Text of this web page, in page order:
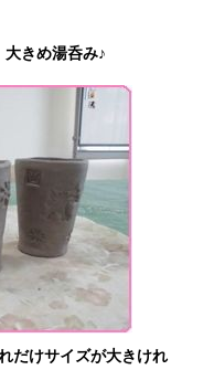
きめ湯呑み♪
だけサイズが大きけれ